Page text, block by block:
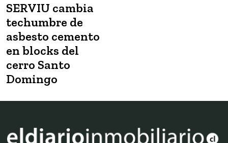
SERVIU cambia
techumbre de
asbesto cemento
en blocks del
cerro Santo
Domingo